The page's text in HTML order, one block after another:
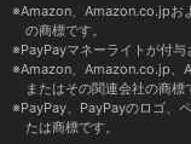
Amazon、Amazon.co.jpお
の商標です。
PayPayマネーライトが付与
Amazon、Amazon.co.jp、
またはその関連会社の商標
PayPay、PayPayのロゴ、
たは商標です。